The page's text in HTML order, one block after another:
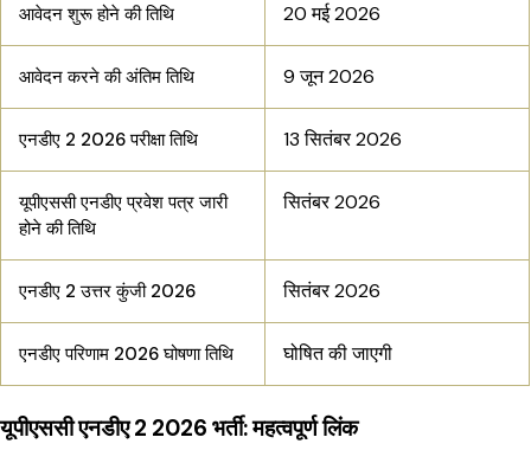
आवेदन शुरू होने की तिथि 20 मई 2026
आवेदन करने की अंतिम तिथि 9 जून 2026
एनडीए 2 2026 परीक्षा तिथि 13 सितंबर 2026
यूपीएससी एनडीए प्रवेश पत्र जारी
होने की तिथि
सितंबर 2026
एनडीए 2 उत्तर कुंजी 2026 सितंबर 2026
एनडीए परिणाम 2026 घोषणा तिथि घोषित की जाएगी
यूपीएससी एनडीए 2 2026 भर्ती: महत्वपूर्ण लिंक